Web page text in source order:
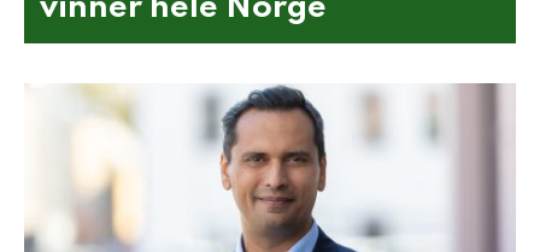
vinner hele Norge